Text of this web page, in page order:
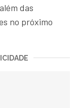
das
no próximo